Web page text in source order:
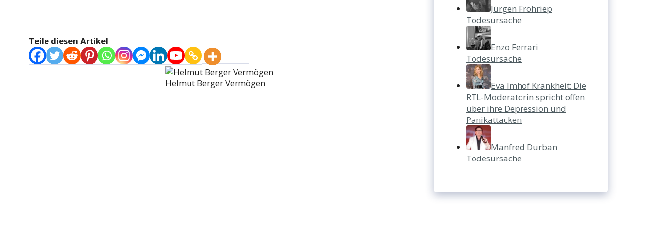
Teile diesen Artikel
Helmut Berger Vermögen
Jürgen Frohriep
Todesursache
Enzo Ferrari
Todesursache
Eva Imhof Krankheit: Die
RTL-Moderatorin spricht offen
über ihre Depression und
Panikattacken
Manfred Durban
Todesursache